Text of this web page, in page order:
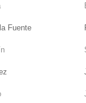
Fuente